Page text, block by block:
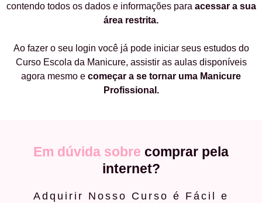
contendo todos os dados e informações para acessar a sua
área restrita.
Ao fazer o seu login você já pode iniciar seus estudos do
Curso Escola da Manicure, assistir as aulas disponíveis
agora mesmo e começar a se tornar uma Manicure
Profissional.
Em dúvida sobre comprar pela
internet?
Adquirir Nosso Curso é Fácil e